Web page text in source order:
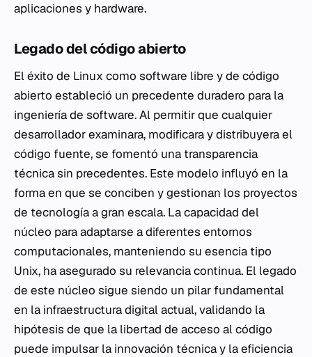
aplicaciones y hardware.
Legado del código abierto
El éxito de Linux como software libre y de código
abierto estableció un precedente duradero para la
ingeniería de software. Al permitir que cualquier
desarrollador examinara, modificara y distribuyera el
código fuente, se fomentó una transparencia
técnica sin precedentes. Este modelo influyó en la
forma en que se conciben y gestionan los proyectos
de tecnología a gran escala. La capacidad del
núcleo para adaptarse a diferentes entornos
computacionales, manteniendo su esencia tipo
Unix, ha asegurado su relevancia continua. El legado
de este núcleo sigue siendo un pilar fundamental
en la infraestructura digital actual, validando la
hipótesis de que la libertad de acceso al código
puede impulsar la innovación técnica y la eficiencia